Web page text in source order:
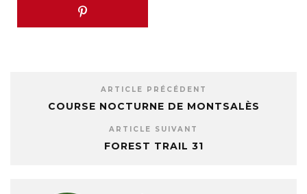
ARTICLE PRÉCÉDENT
COURSE NOCTURNE DE MONTSALÈS
ARTICLE SUIVANT
FOREST TRAIL 31